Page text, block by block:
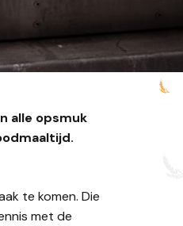
alle opsmuk
te komen. Die
met de